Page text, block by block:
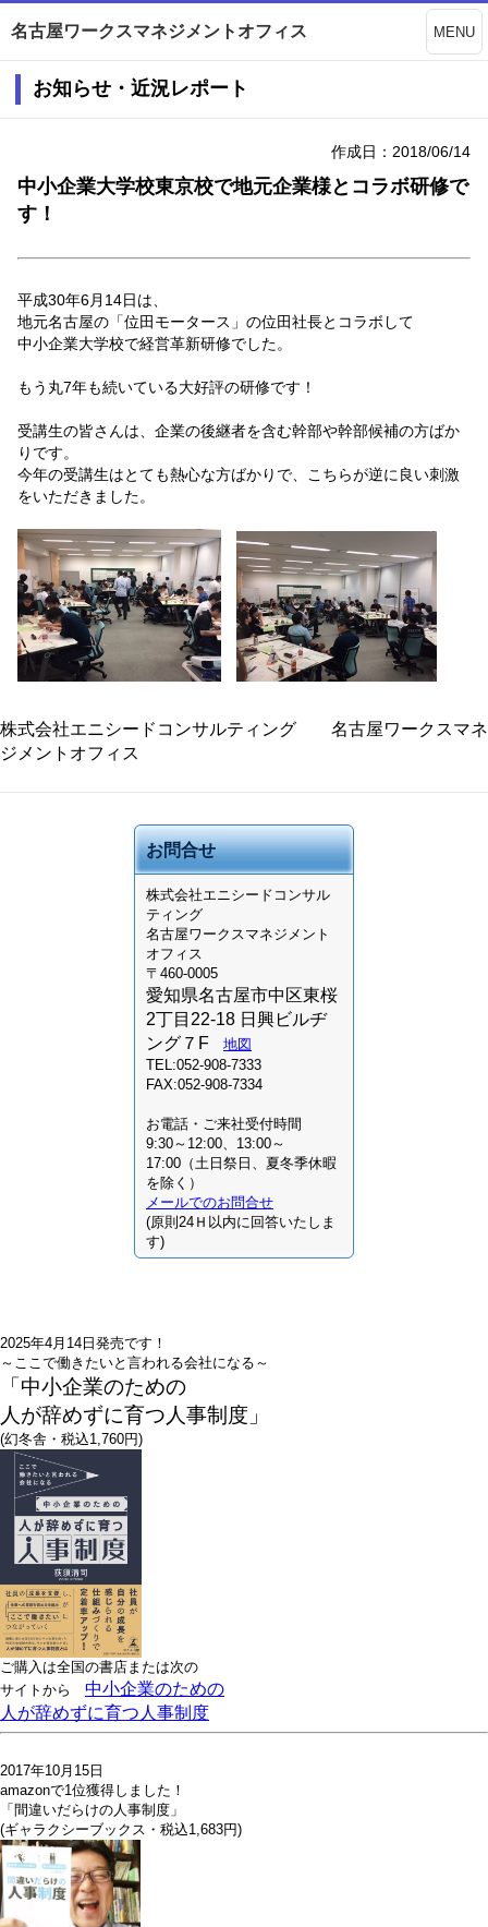
名古屋ワークスマネジメントオフィス MENU
お知らせ・近況レポート
作成日：2018/06/14
中小企業大学校東京校で地元企業様とコラボ研修で
す！
平成30年6月14日は、
地元名古屋の「位田モータース」の位田社長とコラボして
中小企業大学校で経営革新研修でした。
もう丸7年も続いている大好評の研修です！
受講生の皆さんは、企業の後継者を含む幹部や幹部候補の方ばか
りです。
今年の受講生はとても熱心な方ばかりで、こちらが逆に良い刺激
をいただきました。
株式会社エニシードコンサルティング 名古屋ワークスマネ
ジメントオフィス
お問合せ
株式会社エニシードコンサル
ティング
名古屋ワークスマネジメント
オフィス
〒460-0005
愛知県名古屋市中区東桜
2丁目22-18 日興ビルヂ
ング７F
地図
TEL:052-908-7333
FAX:052-908-7334
お電話・ご来社受付時間
9:30～12:00、13:00～
17:00（土日祭日、夏冬季休暇
を除く）
メールでのお問合せ
(原則24Ｈ以内に回答いたしま
す)
2025年4月14日発売です！
～ここで働きたいと言われる会社になる～
「中小企業のための
人が辞めずに育つ人事制度」
(幻冬舎・税込1,760円)
ご購入は全国の書店または次の
サイトから 中小企業のための
人が辞めずに育つ人事制度
2017年10月15日
amazonで1位獲得しました！
「間違いだらけの人事制度」
(ギャラクシーブックス・税込1,683円)